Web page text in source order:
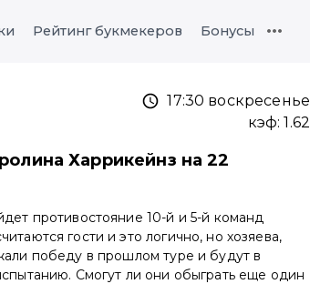
Рейтинг букмекеров Бонусы
17:30 воскресенье
кэф:1.62
Харрикейнз на 22
противостояние 10-й и 5-й команд
гости и это логично, но хозяева,
победу в прошлом туре и будут в
Смогут ли они обыграть еще один